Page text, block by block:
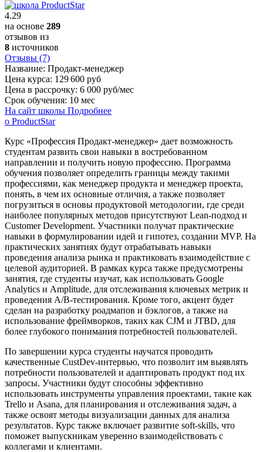
4.29
на основе 289
отзывов из
8 источников
Отзывы (7)
Название: Продакт-менеджер
Цена курса: 129 600 руб
Цена в рассрочку: 6 000 руб/мес
Срок обучения: 10 мес
На сайт школы Подробнее
о ProductStar
Курс «Профессия Продакт-менеджер» дает возможность
студентам развить свои навыки в востребованном
направлении и получить новую профессию. Программа
обучения позволяет определить границы между такими
профессиями, как менеджер продукта и менеджер проекта,
понять, в чем их основные отличия, а также позволяет
погрузиться в основы продуктовой методологии, где среди
наиболее популярных методов присутствуют Lean-подход и
Customer Development. Участники получат практические
навыки в формулировании идей и гипотез, создании MVP. На
практических занятиях будут отрабатывать навыки
проведения анализа рынка и практиковать взаимодействие с
целевой аудиторией. В рамках курса также предусмотрены
занятия, где студенты изучат, как использовать Google
Analytics и Amplitude, для отслеживания ключевых метрик и
проведения A/B-тестирования. Кроме того, акцент будет
сделан на разработку роадмапов и бэклогов, а также на
использование фреймворков, таких как CJM и JTBD, для
более глубокого понимания потребностей пользователей.
По завершении курса студенты научатся проводить
качественные CustDev-интервью, что позволит им выявлять
потребности пользователей и адаптировать продукт под их
запросы. Участники будут способны эффективно
использовать инструменты управления проектами, такие как
Trello и Asana, для планирования и отслеживания задач, а
также освоят методы визуализации данных для анализа
результатов. Курс также включает развитие soft-skills, что
поможет выпускникам уверенно взаимодействовать с
коллегами и клиентами.